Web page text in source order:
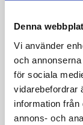
Denna
Vi använder
och
för sociala
vidarebefordrar
information från
annons- och
Genom att
information om